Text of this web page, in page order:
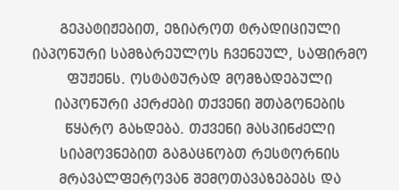
გეპატიჟებით, ეზიაროთ ტრადიციული
იაპონური სამზარეულოს ჩვენეულ, საფირმო
ფუჟენს. ოსტატურად მომზადებული
იაპონური კერძები თქვენი შთაგონების
წყარო გახდება. თქვენი მასპინძელი
სიამოვნებით გაგაცნობთ რესტორნის
მრავალფეროვან შემოთავაზებებს და